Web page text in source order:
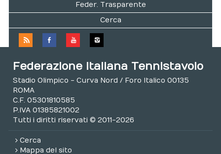
Feder. Trasparente
Cerca
Federazione Italiana Tennistavolo
Stadio Olimpico - Curva Nord / Foro Italico 00135
ROMA
C.F. 05301810585
P.IVA 01385821002
Tutti i diritti riservati © 2011-2026
Cerca
Mappa del sito